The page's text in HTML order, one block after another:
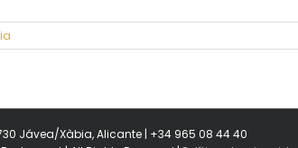
Jávea/Xàbia, Alicante | +34 965 08 44 40